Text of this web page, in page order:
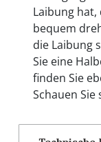
Laibung hat,
bequem
die Laibung
Sie eine
finden Sie
Schauen